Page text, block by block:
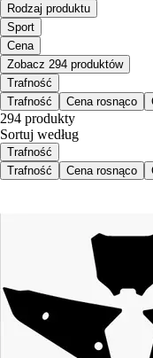
Rodzaj produktu
Sport
Cena
Zobacz 294 produktów
Trafność
Trafność
Cena rosnąco
294 produkty
Sortuj według
Trafność
Trafność
Cena rosnąco